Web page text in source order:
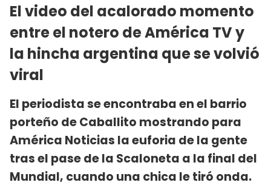
El video del acalorado momento
entre el notero de América TV y
la hincha argentina que se volvió
viral
El periodista se encontraba en el barrio
porteño de Caballito mostrando para
América Noticias la euforia de la gente
tras el pase de la Scaloneta a la final del
Mundial, cuando una chica le tiró onda.